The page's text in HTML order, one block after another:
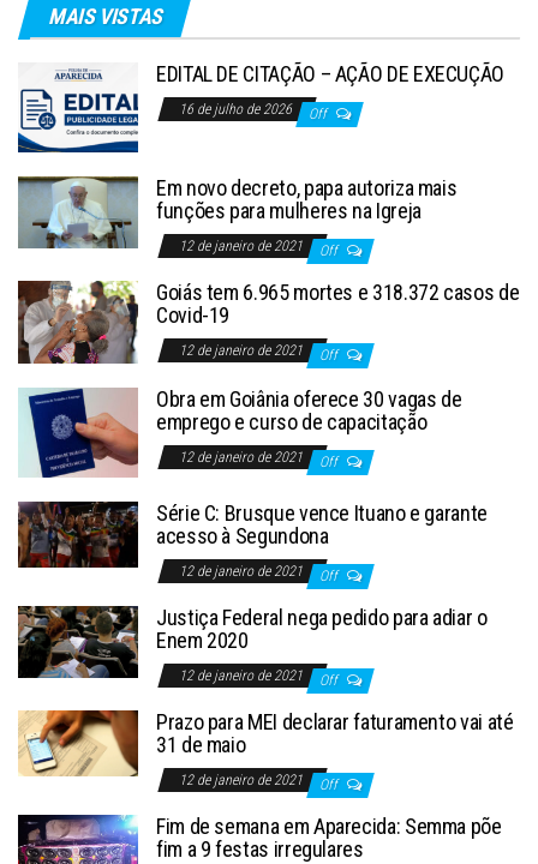
MAIS VISTAS
EDITAL DE CITAÇÃO – AÇÃO DE EXECUÇÃO
16 de julho de 2026 Off
Em novo decreto, papa autoriza mais
funções para mulheres na Igreja
12 de janeiro de 2021 Off
Goiás tem 6.965 mortes e 318.372 casos de
Covid-19
12 de janeiro de 2021 Off
Obra em Goiânia oferece 30 vagas de
emprego e curso de capacitação
12 de janeiro de 2021 Off
Série C: Brusque vence Ituano e garante
acesso à Segundona
12 de janeiro de 2021 Off
Justiça Federal nega pedido para adiar o
Enem 2020
12 de janeiro de 2021 Off
Prazo para MEI declarar faturamento vai até
31 de maio
12 de janeiro de 2021 Off
Fim de semana em Aparecida: Semma põe
fim a 9 festas irregulares